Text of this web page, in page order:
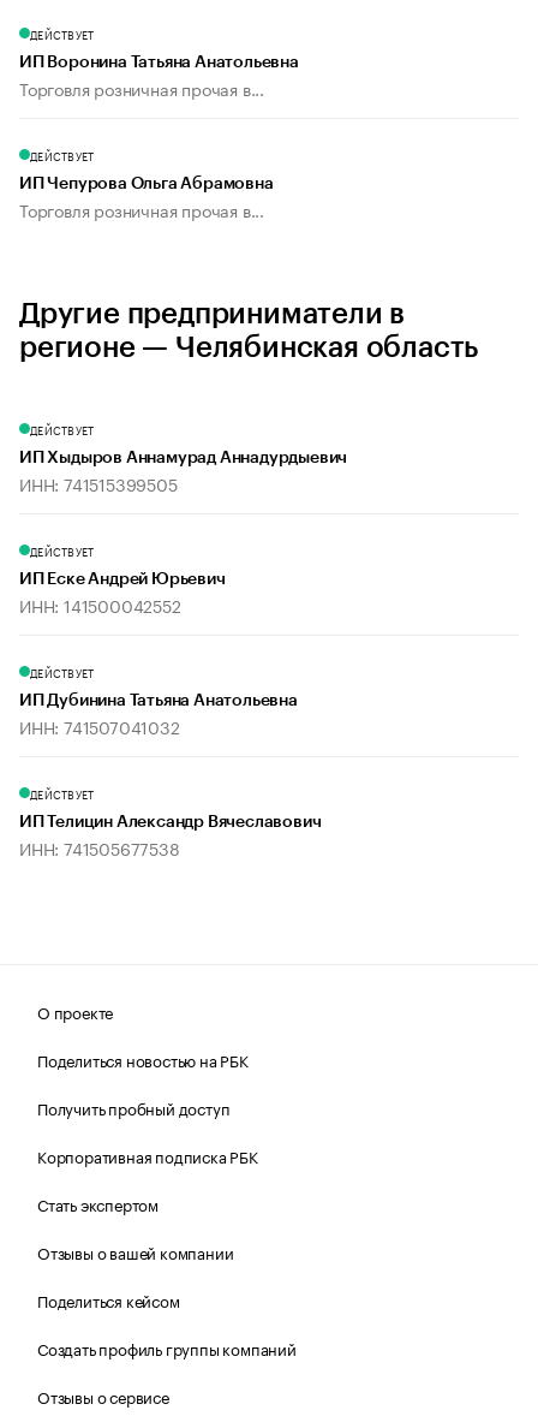
ДЕЙСТВУЕТ
ИП Воронина Татьяна Анатольевна
Торговля розничная прочая в...
ДЕЙСТВУЕТ
ИП Чепурова Ольга Абрамовна
Торговля розничная прочая в...
Другие предприниматели в
регионе — Челябинская область
ДЕЙСТВУЕТ
ИП Хыдыров Аннамурад Аннадурдыевич
ИНН: 741515399505
ДЕЙСТВУЕТ
ИП Еске Андрей Юрьевич
ИНН: 141500042552
ДЕЙСТВУЕТ
ИП Дубинина Татьяна Анатольевна
ИНН: 741507041032
ДЕЙСТВУЕТ
ИП Телицин Александр Вячеславович
ИНН: 741505677538
О проекте
Поделиться новостью на РБК
Получить пробный доступ
Корпоративная подписка РБК
Стать экспертом
Отзывы о вашей компании
Поделиться кейсом
Создать профиль группы компаний
Отзывы о сервисе